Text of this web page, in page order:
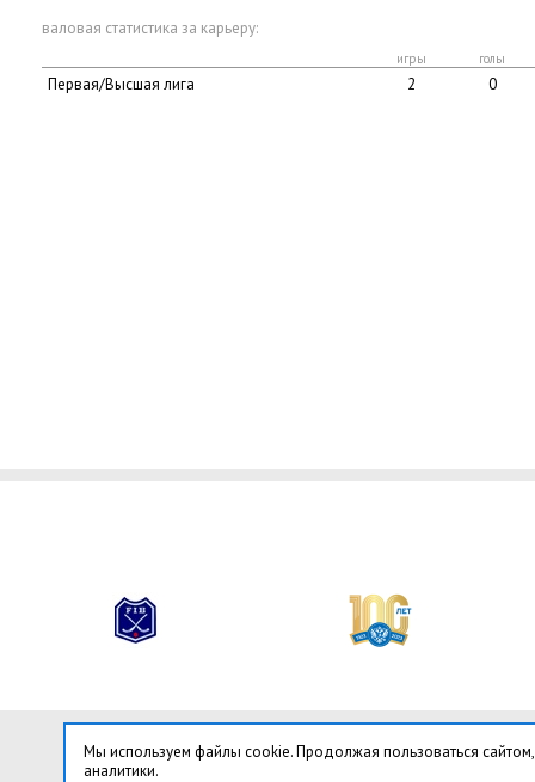
валовая статистика за карьеру:
игры голы
Первая/Высшая лига 2 0
Мы используем файлы cookie. Продолжая пользоваться
аналитики.